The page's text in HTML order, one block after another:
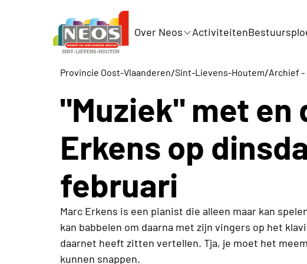
Over Neos Activiteiten
Provincie Oost-Vlaanderen/Sint-Lievens-Houtem/Archief
"Muziek" met en
Erkens op
februari
Marc Erkens is een pianist die alleen maar kan
kan babbelen om daarna met zijn vingers op het
daarnet heeft zitten vertellen. Tja, je moet het
kunnen snappen.